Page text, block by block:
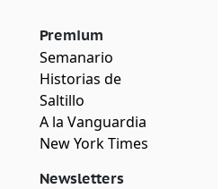
Premium
Semanario
Historias de
Saltillo
A la Vanguardia
New York Times
Newsletters